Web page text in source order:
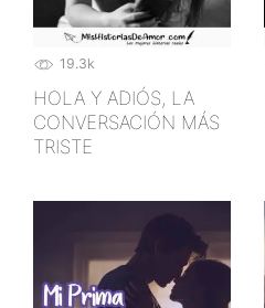
19.3k
HOLA Y ADIÓS, LA
CONVERSACIÓN MÁS
TRISTE